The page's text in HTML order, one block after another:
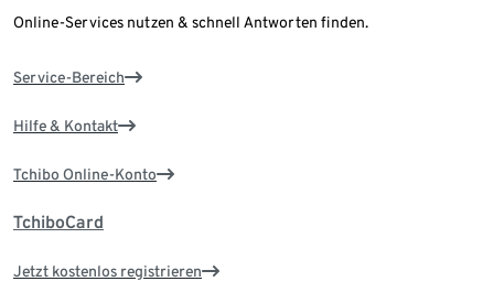
Online-Services nutzen & schnell Antworten finden.
Service-Bereich
Hilfe & Kontakt
Tchibo Online-Konto
TchiboCard
Jetzt kostenlos registrieren